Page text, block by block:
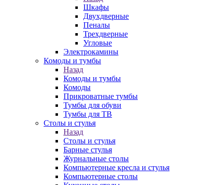
Шкафы
Двухдверные
Пеналы
Трехдверные
Угловые
Электрокамины
Комоды и тумбы
Назад
Комоды и тумбы
Комоды
Прикроватные тумбы
Тумбы для обуви
Тумбы для ТВ
Столы и стулья
Назад
Столы и стулья
Барные стулья
Журнальные столы
Компьютерные кресла и стулья
Компьютерные столы